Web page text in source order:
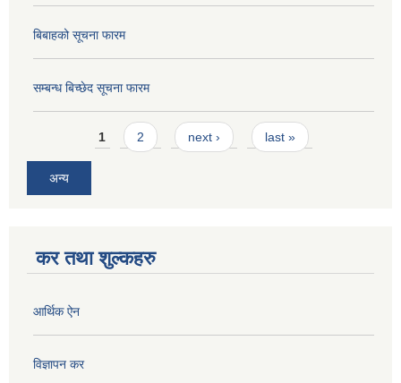
बिबाहको सूचना फारम
सम्बन्ध बिच्छेद सूचना फारम
Pages1 2 next › last »
अन्य
कर तथा शुल्कहरु
आर्थिक ऐन
विज्ञापन कर